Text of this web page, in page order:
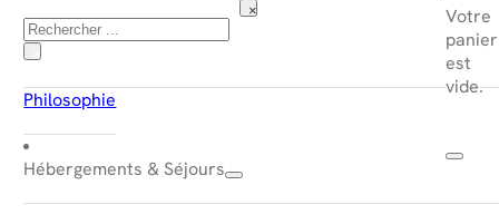
×
Votre
panier
est
vide.
Rechercher
×
Philosophie
Hébergements & Séjours